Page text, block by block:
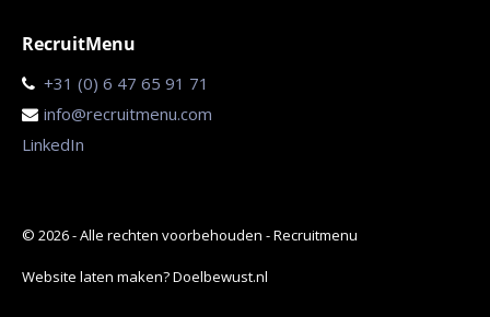
RecruitMenu
+31 (0) 6 47 65 91 71
info@recruitmenu.com
LinkedIn
© 2026 - Alle rechten voorbehouden - Recruitmenu
Website laten maken?Doelbewust.nl